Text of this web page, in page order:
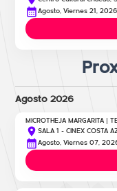
Agosto, Viernes 21, 2026
Agosto 2026
MICROTHEJA MARGARITA |
SALA 1 - CINEX COSTA
Agosto, Viernes 07,